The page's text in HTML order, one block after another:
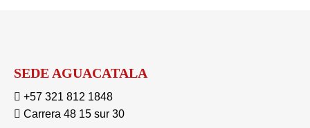
SEDE AGUACATALA
+57 321 812 1848
Carrera 48 15 sur 30